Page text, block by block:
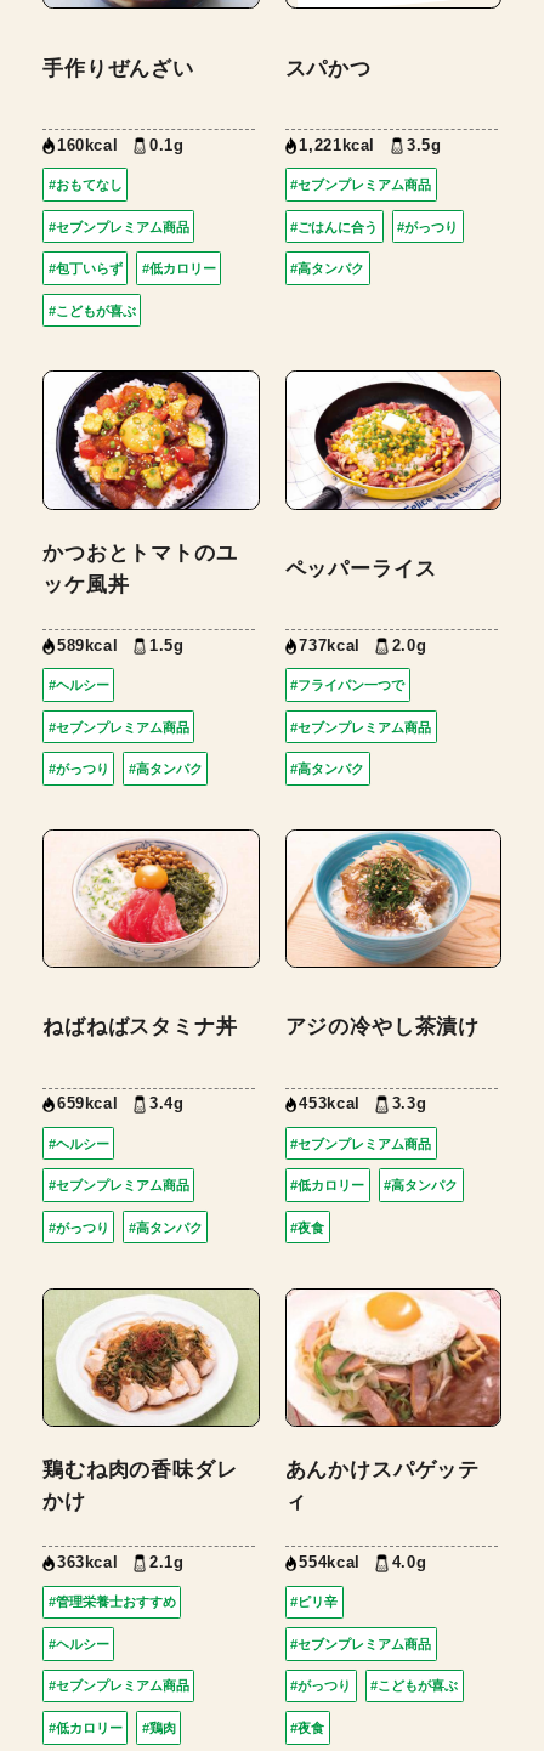
手作りぜんざい
160kcal 0.1g
#おもてなし
#セブンプレミアム商品
#包丁いらず #低カロリー
#こどもが喜ぶ
スパかつ
1,221kcal 3.5g
#セブンプレミアム商品
#ごはんに合う #がっつり
#高タンパク
かつおとトマトのユ
ッケ風丼
589kcal 1.5g
#ヘルシー
#セブンプレミアム商品
#がっつり #高タンパク
ペッパーライス
737kcal 2.0g
#フライパン一つで
#セブンプレミアム商品
#高タンパク
ねばねばスタミナ丼
659kcal 3.4g
#ヘルシー
#セブンプレミアム商品
#がっつり #高タンパク
アジの冷やし茶漬け
453kcal 3.3g
#セブンプレミアム商品
#低カロリー #高タンパク
#夜食
鶏むね肉の香味ダレ
かけ
363kcal 2.1g
#管理栄養士おすすめ
#ヘルシー
#セブンプレミアム商品
#低カロリー #鶏肉
あんかけスパゲッテ
ィ
554kcal 4.0g
#ピリ辛
#セブンプレミアム商品
#がっつり #こどもが喜ぶ
#夜食